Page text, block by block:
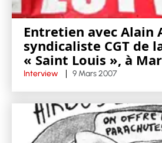
Entretien avec Alain
syndicaliste CGT de
« Saint Louis », à
Interview 9 Mars 2007